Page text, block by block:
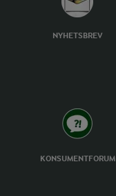
NYHETSBREV
KONSUMENTFORUM